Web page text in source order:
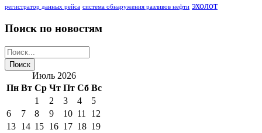
регистратор данных рейса система обнаружения разливов нефти эхолот
Поиск по новостям
Июль 2026
Пн Вт Ср Чт Пт Сб Вс
1
2 3 4
5
6
7 8 9 10 11
12
13 14 15 16 17 18 19